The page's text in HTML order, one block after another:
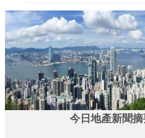
今日地產新聞